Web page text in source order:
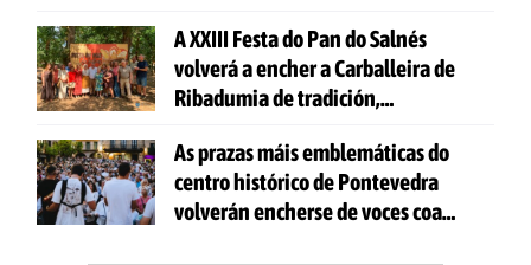
A XXIII Festa do Pan do Salnés
volverá a encher a Carballeira de
Ribadumia de tradición,
todas as idades
As prazas máis emblemáticas do
centro histórico de Pontevedra
volverán encherse de voces coa